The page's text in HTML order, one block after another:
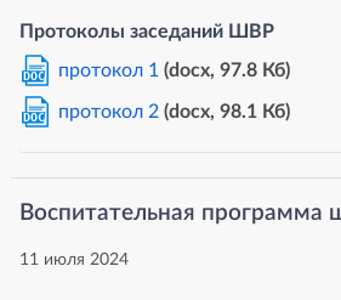
Протоколы заседаний ШВР
DOC протокол 1 (docx, 97.8 Кб)
DOC протокол 2 (docx, 98.1 Кб)
Воспитательная программа
11 июля 2024